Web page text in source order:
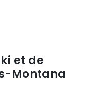
et de
Montana